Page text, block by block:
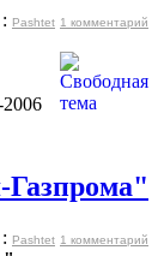
: Pashtet 1 комментарий
Газпрома"
: Pashtet 1 комментарий